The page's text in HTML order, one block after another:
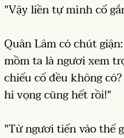
"Vậy liền tự mình cố
Quân Lâm có chút
mồm ta là ngươi xem
chiếu cố đều không
hi vọng cũng hết rồi!"
"Từ ngươi tiến vào thế